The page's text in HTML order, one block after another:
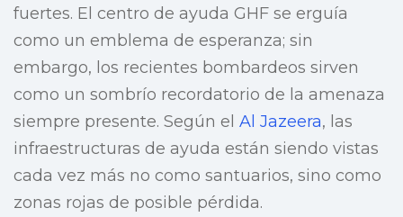
fuertes. El centro de ayuda GHF se erguía
como un emblema de esperanza; sin
embargo, los recientes bombardeos sirven
como un sombrío recordatorio de la amenaza
siempre presente. Según el Al Jazeera, las
infraestructuras de ayuda están siendo vistas
cada vez más no como santuarios, sino como
zonas rojas de posible pérdida.